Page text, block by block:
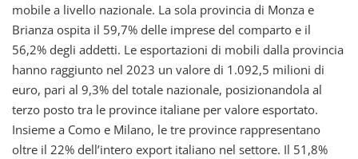
mobile a livello nazionale. La sola provincia di Monza e
Brianza ospita il 59,7% delle imprese del comparto e il
56,2% degli addetti. Le esportazioni di mobili dalla provincia
hanno raggiunto nel 2023 un valore di 1.092,5 milioni di
euro, pari al 9,3% del totale nazionale, posizionandola al
terzo posto tra le province italiane per valore esportato.
Insieme a Como e Milano, le tre province rappresentano
oltre il 22% dell’intero export italiano nel settore. Il 51,8%